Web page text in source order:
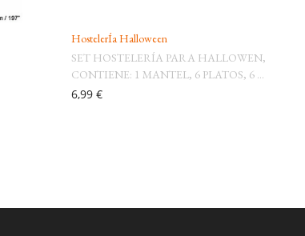
HostelerÍa Halloween
SET HOSTELERÍA PARA HALLOWEN,
CONTIENE: 1 MANTEL, 6 PLATOS, 6 ...
6,99 €